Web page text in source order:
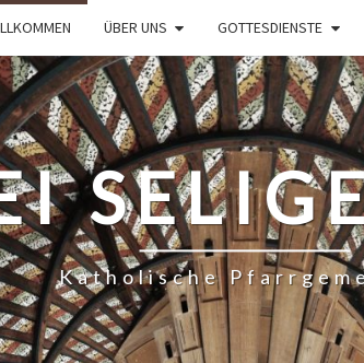
ÜBER UNS GOTTESDIENSTE
Katholische